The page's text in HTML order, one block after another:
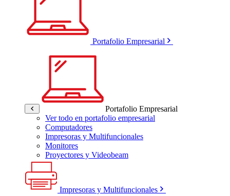
Portafolio Empresarial
Portafolio Empresarial
Ver todo en portafolio empresarial
Computadores
Impresoras y Multifuncionales
Monitores
Proyectores y Videobeam
Impresoras y Multifuncionales